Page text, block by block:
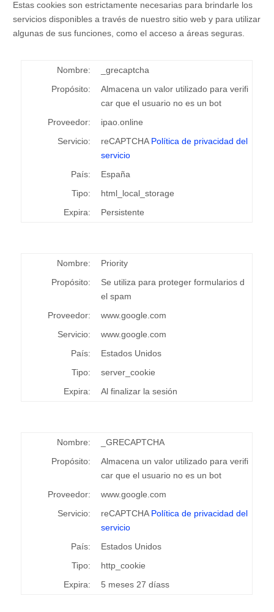
Estas cookies son estrictamente necesarias para brindarle los
servicios disponibles a través de nuestro sitio web y para utilizar
algunas de sus funciones, como el acceso a áreas seguras.
Nombre:
_grecaptcha
Propósito:
Almacena un valor utilizado para verifi
car que el usuario no es un bot
Proveedor:
ipao.online
Servicio:
reCAPTCHA Política de privacidad del
servicio
País:
España
Tipo:
html_local_storage
Expira:
Persistente
Nombre:
Priority
Propósito:
Se utiliza para proteger formularios d
el spam
Proveedor:
www.google.com
Servicio:
www.google.com
País:
Estados Unidos
Tipo:
server_cookie
Expira:
Al finalizar la sesión
Nombre:
_GRECAPTCHA
Propósito:
Almacena un valor utilizado para verifi
car que el usuario no es un bot
Proveedor:
www.google.com
Servicio:
reCAPTCHA Política de privacidad del
servicio
País:
Estados Unidos
Tipo:
http_cookie
Expira:
5 meses 27 díass